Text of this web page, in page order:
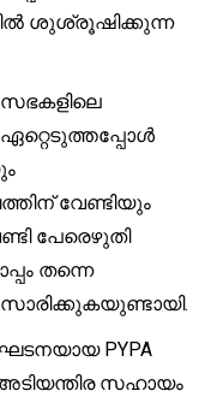
ശുശ്രൂഷിക്കുന്ന
വേണ്ടിയും
പേരെഴുതി
തന്നെ
PYPA
സഹായം